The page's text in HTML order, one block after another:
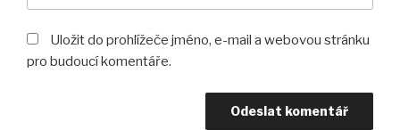
Uložit do prohlížeče jméno, e-mail a webovou stránku
pro budoucí komentáře.